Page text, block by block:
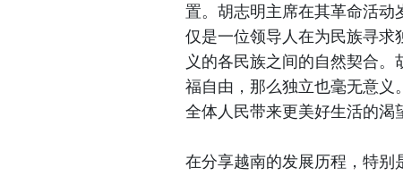
置。胡志明主席在其革命活动
仅是一位领导人在为民族寻求
义的各民族之间的自然契合
福自由，那么独立也毫无意义
全体人民带来更美好生活的渴
在分享越南的发展历程，特别